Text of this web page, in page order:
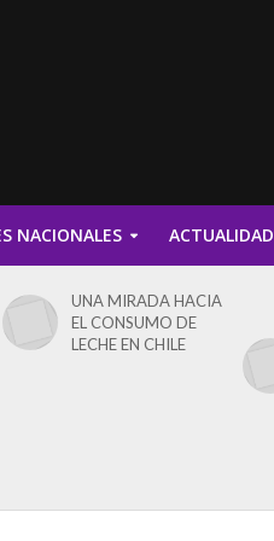
NACIONALES ACTUALIDAD
UNA MIRADA HACIA
EL CONSUMO DE
LECHE EN CHILE